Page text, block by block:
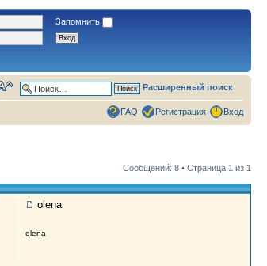
Запомнить
Расширенный поиск
FAQ Регистрация Вход
Сообщений: 8 • Страница 1 из 1
olena
olena